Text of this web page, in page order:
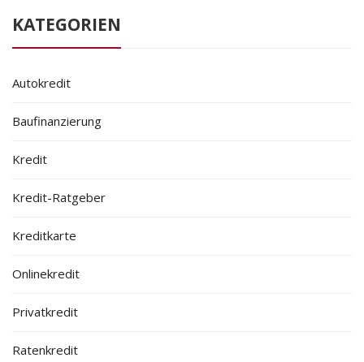
KATEGORIEN
Autokredit
Baufinanzierung
Kredit
Kredit-Ratgeber
Kreditkarte
Onlinekredit
Privatkredit
Ratenkredit